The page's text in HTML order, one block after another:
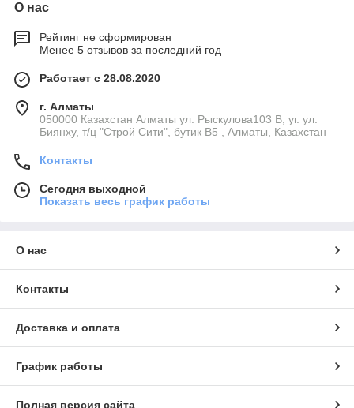
О нас
Рейтинг не сформирован
Менее 5 отзывов за последний год
Работает с 28.08.2020
г. Алматы
050000 Казахстан Алматы ул. Рыскулова103 В, уг. ул.
Биянху, т/ц "Строй Сити", бутик В5 , Алматы, Казахстан
Контакты
Сегодня выходной
Показать весь график работы
О нас
Контакты
Доставка и оплата
График работы
Полная версия сайта